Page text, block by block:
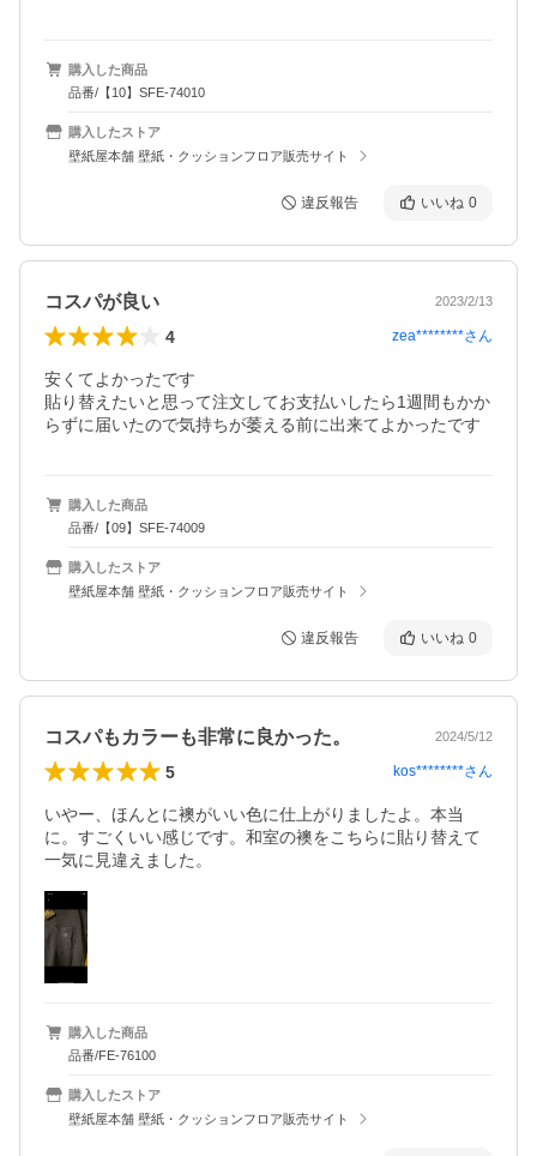
購入した商品
品番/【10】SFE-74010
購入したストア
壁紙屋本舗 壁紙・クッションフロア販売サイト
違反報告 いいね 0
コスパが良い 2023/2/13
4 zea********さん
安くてよかったです
貼り替えたいと思って注文してお支払いしたら1週間もかか
らずに届いたので気持ちが萎える前に出来てよかったです
購入した商品
品番/【09】SFE-74009
購入したストア
壁紙屋本舗 壁紙・クッションフロア販売サイト
違反報告 いいね 0
コスパもカラーも非常に良かった。 2024/5/12
5 kos********さん
いやー、ほんとに襖がいい色に仕上がりましたよ。本当
に。すごくいい感じです。和室の襖をこちらに貼り替えて
一気に見違えました。
購入した商品
品番/FE-76100
購入したストア
壁紙屋本舗 壁紙・クッションフロア販売サイト